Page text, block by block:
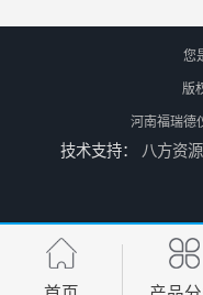
您
版
河南福瑞德
技术支持： 八方资